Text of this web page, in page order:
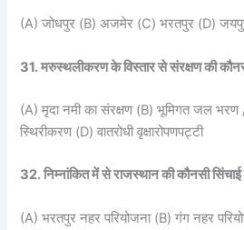
(A) जोधपुर (B) अजमेर (C) भरतपुर (D)
31. मरुस्थलीकरण के विस्तार से संरक्षण की
(A) मृदा नमी का संरक्षण (B) भूमिगत जल भरण
स्थिरीकरण (D) वातरोधी वृक्षारोपणपट्टी
32. निम्नांकित में से राजस्थान की कौनसी सिंचाई
(A) भरतपुर नहर परियोजना (B) गंग नहर